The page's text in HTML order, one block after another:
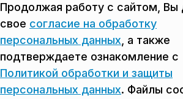
в Сергиевом Посаде в
в Домодедово в
Продолжая работу с сайтом, Вы
свое согласие на обработку
персональных данных , а также
подтверждаете ознакомление с
Политикой обработки и защиты
персональных данных. Файлы